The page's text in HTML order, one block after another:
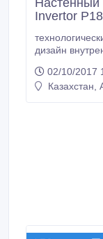
Настенный
Invertor
технологически
дизайн внутреннего
COOL для
"Antibacteria"
02/10/2017
Казахстан,